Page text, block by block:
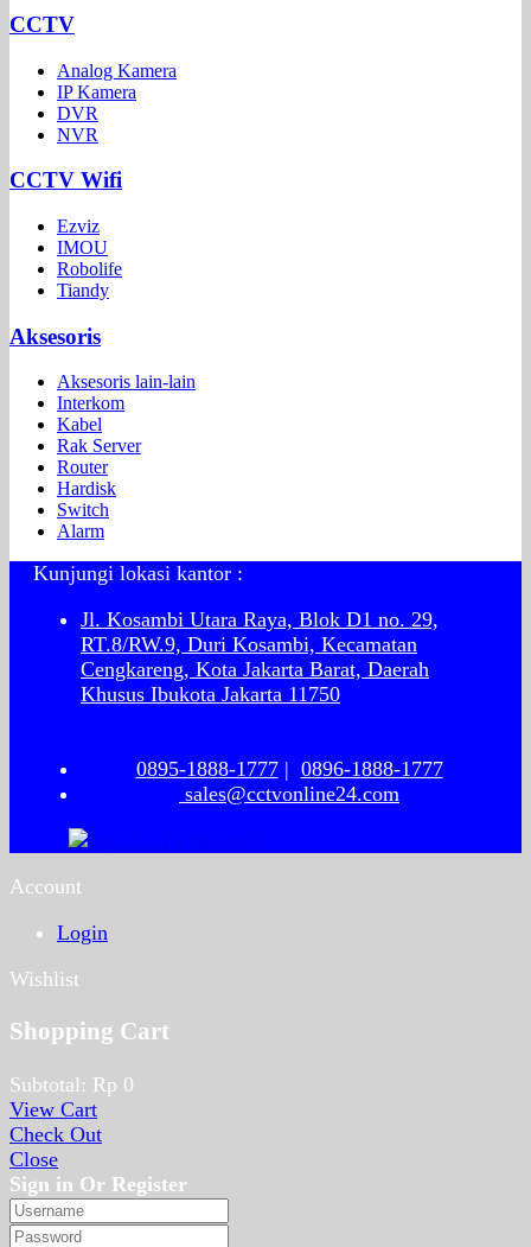
CCTV
Analog Kamera
IP Kamera
DVR
NVR
CCTV Wifi
Ezviz
IMOU
Robolife
Tiandy
Aksesoris
Aksesoris lain-lain
Interkom
Kabel
Rak Server
Router
Hardisk
Switch
Alarm
Kunjungi lokasi kantor :
Jl. Kosambi Utara Raya, Blok D1 no. 29,
RT.8/RW.9, Duri Kosambi, Kecamatan
Cengkareng, Kota Jakarta Barat, Daerah
Khusus Ibukota Jakarta 11750
0895-1888-1777| 0896-1888-1777
sales@cctvonline24.com
Account
Login
Wishlist
Shopping Cart
Subtotal: Rp 0
View Cart
Check Out
Close
Sign in Or Register